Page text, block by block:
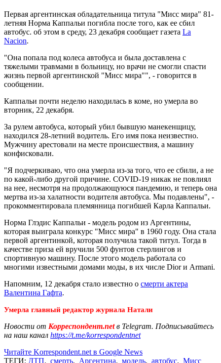
Первая аргентинская обладательница титула "Мисс мира" 81-
летняя Норма Каппальи погибла после того, как ее сбил
автобус. об этом в среду, 23 декабря сообщает газета La
Nacion.
"Она попала под колеса автобуса и была доставлена с
тяжелыми травмами в больницу, но врачи не смогли спасти
жизнь первой аргентинской "Мисс мира"", - говорится в
сообщении.
Каппальи почти неделю находилась в коме, но умерла во
вторник, 22 декабря.
За рулем автобуса, который убил бывшую манекенщицу,
находился 28-летний водитель. Его имя пока неизвестно.
Мужчину арестовали на месте происшествия, а машину
конфисковали.
"Я подчеркиваю, что она умерла из-за того, что ее сбили, а не
по какой-либо другой причине. COVID-19 никак не повлиял
на нее, несмотря на продолжающуюся пандемию, и теперь она
мертва из-за халатности водителя автобуса. Мы подавлены", -
прокомментировала племянница погибшей Карла Каппальи.
Норма Глэдис Каппальи - модель родом из Аргентины,
которая выиграла конкурс "Мисс мира" в 1960 году. Она стала
первой аргентинкой, которая получила такой титул. Тогда в
качестве приза ей вручили 500 фунтов стерлингов и
спортивную машину. После этого модель работала со
многими известными домами моды, в их числе Dior и Armani.
Напомним, 12 декабря стало известно о смерти актера
Валентина Гафта.
Умерла главный редактор журнала Натали
Новости от Корреспондент.netв Telegram. Подписывайтесь
на наш канал https://t.me/korrespondentnet
Читайте Korrespondent.net в Google News
ТЕГИ: ДТП, смерть, Аргентина, модель, автобус, Мисс